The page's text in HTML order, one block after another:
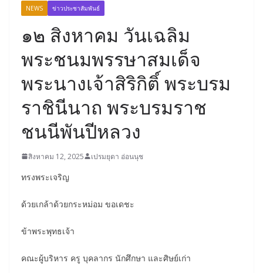
NEWS ข่าวประชาสัมพันธ์
๑๒ สิงหาคม วันเฉลิม
พระชนมพรรษาสมเด็จ
พระนางเจ้าสิริกิติ์ พระบรม
ราชินีนาถ พระบรมราช
ชนนีพันปีหลวง
สิงหาคม 12, 2025 เปรมยุดา อ่อนนุช
ทรงพระเจริญ
ด้วยเกล้าด้วยกระหม่อม ขอเดชะ
ข้าพระพุทธเจ้า
คณะผู้บริหาร ครู บุคลากร นักศึกษา และศิษย์เก่า